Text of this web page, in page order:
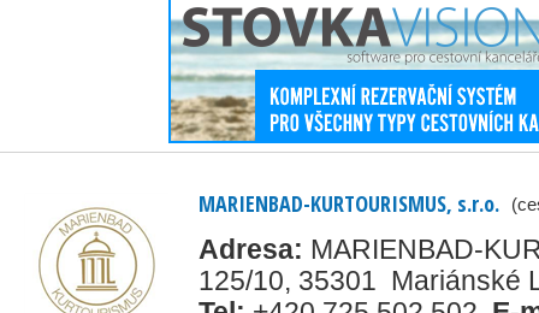
MARIENBAD-KURTOURISMUS, s.r.o.
Adresa: MARIENBAD-
125/10, 35301 Mariánské